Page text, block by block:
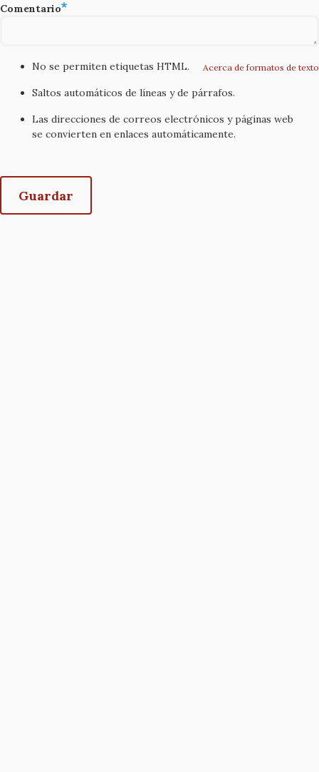
Comentario
Acerca de formatos de texto
No se permiten etiquetas HTML.
Saltos automáticos de líneas y de párrafos.
Las direcciones de correos electrónicos y páginas web
se convierten en enlaces automáticamente.